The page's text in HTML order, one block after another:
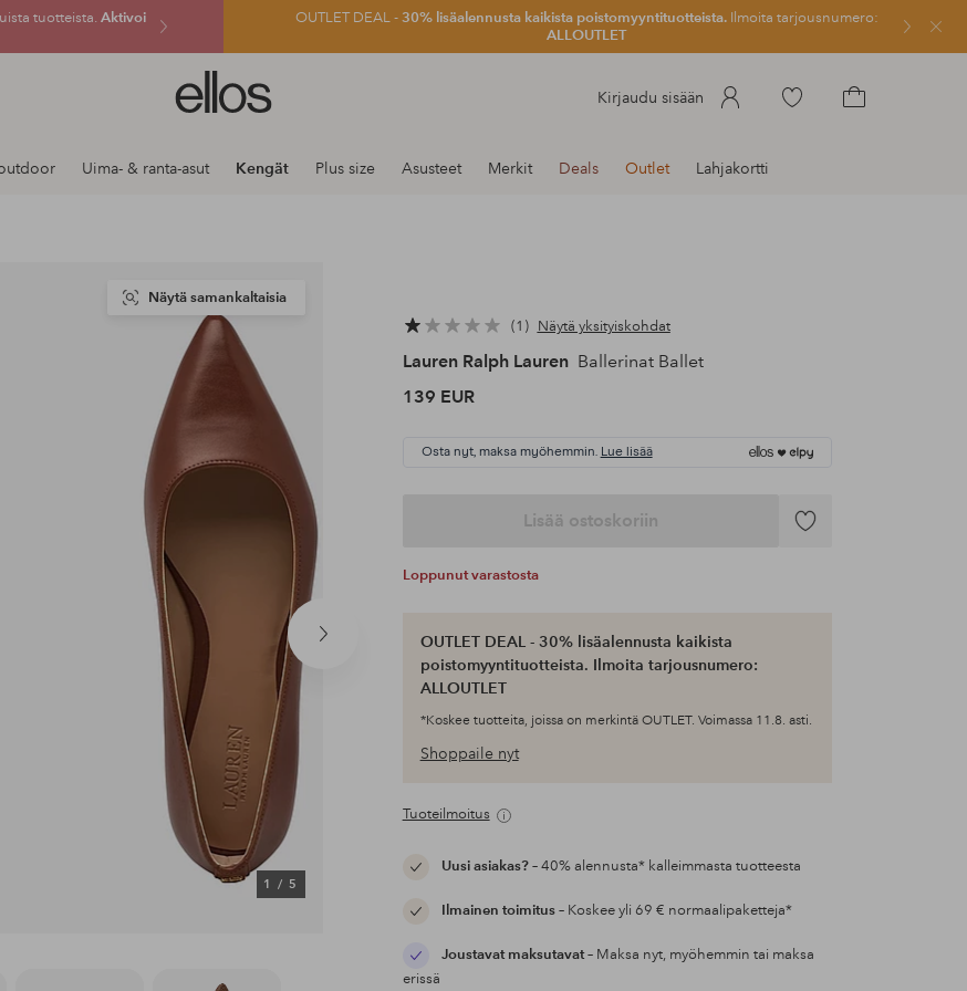
tuotteista. Aktivoi
OUTLET DEAL -30% lisäalennusta kaikista poistomyyntituotteista.Ilmoita tarjousnumero:
ALLOUTLET
Sulje
Ellos-
logo
siirry
Kirjaudu sisään
Siirry
Uima- & ranta-asut Kengät Plus size Asusteet Merkit Deals Outlet Lahjakortti
Seuraava
1/ 5
Näytä samankaltaisia
1
Näytä yksityiskohdat
Lauren Ralph Lauren Ballerinat Ballet
139 EUR
Osta nyt, maksa myöhemmin. Lue lisää
Lisää ostoskoriin
Lisää
Loppunut varastosta
OUTLET DEAL - 30% lisäalennusta kaikista
poistomyyntituotteista. Ilmoita tarjousnumero:
ALLOUTLET
*Koskee tuotteita, joissa on merkintä OUTLET. Voimassa 11.8. asti.
Shoppaile nyt
Tuoteilmoitus
Uusi asiakas?– 40% alennusta* kalleimmasta tuotteesta
Ilmainen toimitus– Koskee yli 69 € normaalipaketteja*
Joustavat maksutavat– Maksa nyt, myöhemmin tai maksa
erissä